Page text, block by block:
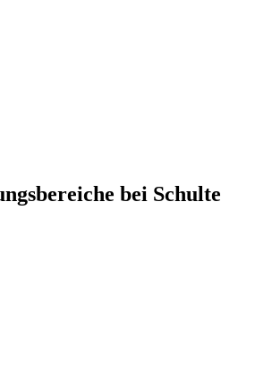
bei Schulte